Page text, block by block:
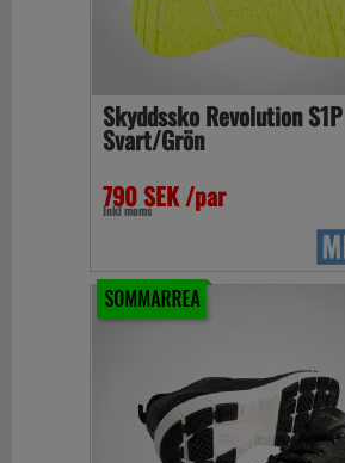
Skyddssko Revolution S1P
Svart/Grön
790 SEK /par
Inkl moms